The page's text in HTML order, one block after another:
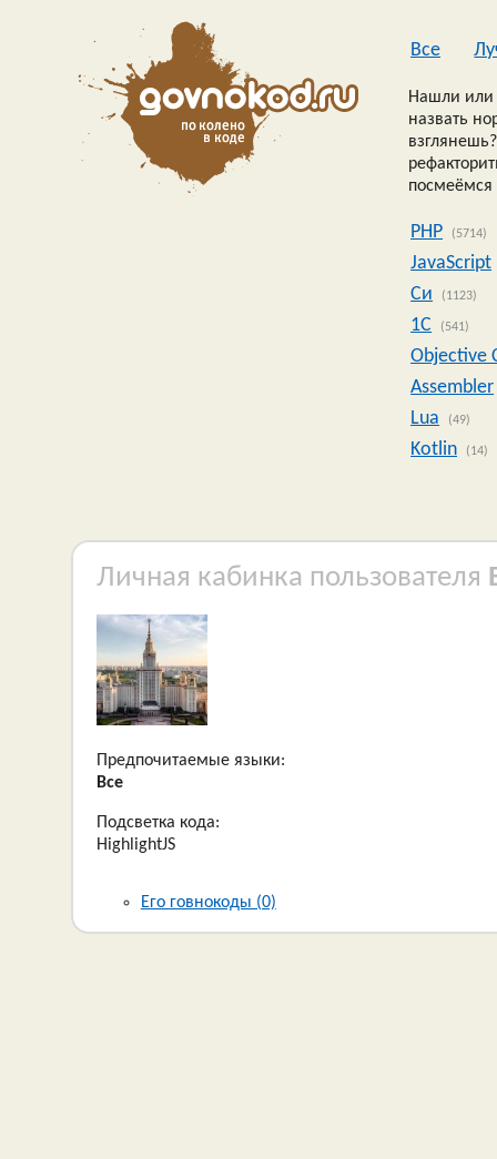
Все
Нашли или
назвать
посмеёмся
PHP (5714)
JavaScript
Си
(1123)
1C (541)
Objective
Assembler
Lua
(49)
Kotlin (14)
Личная кабинка пользователя
Предпочитаемые языки:
Все
Подсветка кода:
HighlightJS
Его говнокоды (0)